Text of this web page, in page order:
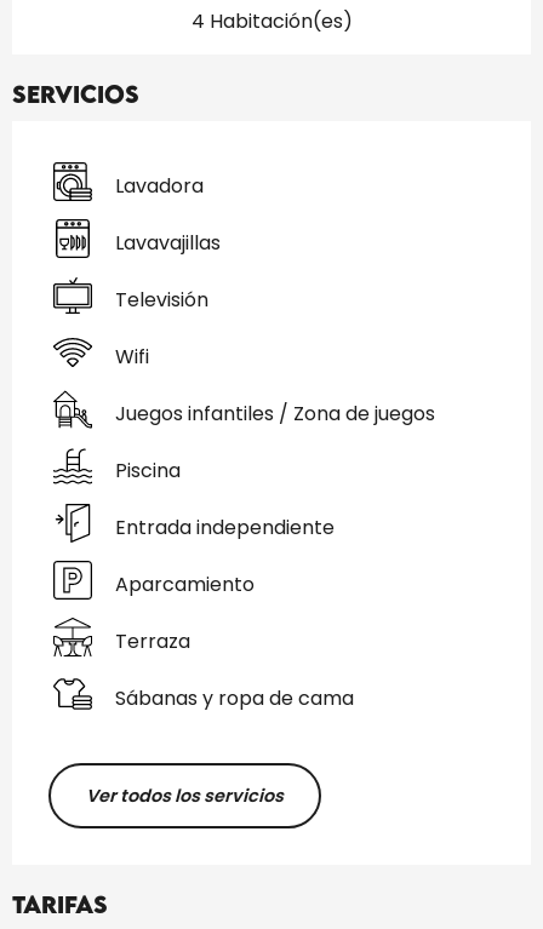
4 Habitación(es)
Servicios
Lavadora
Lavavajillas
Televisión
Wifi
Juegos infantiles / Zona de juegos
Piscina
Entrada independiente
Aparcamiento
Terraza
Sábanas y ropa de cama
Ver todos los servicios
Tarifas